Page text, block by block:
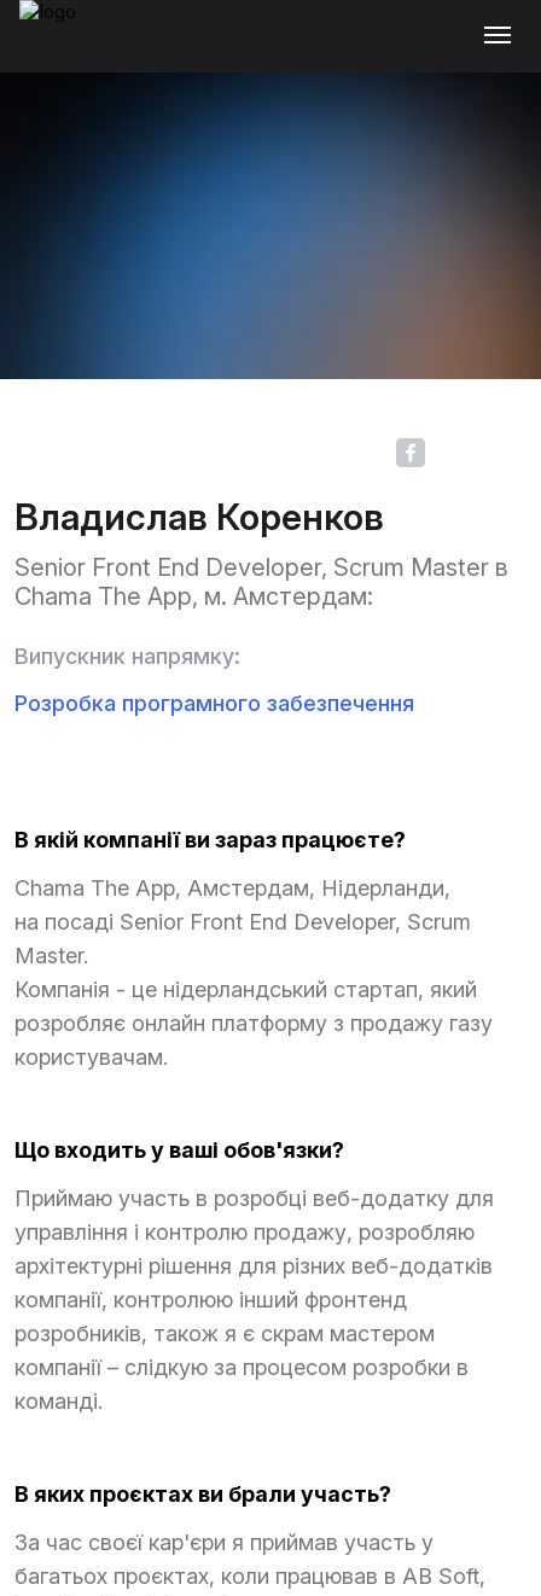
Владислав Коренков
Senior Front End Developer, Scrum Master в
Chama The App, м. Амстердам:
Випускник напрямку:
Розробка програмного забезпечення
В якій компанії ви зараз працюєте?
Chama The App, Амстердам, Нідерланди,
на посаді Senior Front End Developer, Scrum
Master.
Компанія - це нідерландський стартап, який
розробляє онлайн платформу з продажу газу
користувачам.
Що входить у ваші обов'язки?
Приймаю участь в розробці веб-додатку для
управління і контролю продажу, розробляю
архітектурні рішення для різних веб-додатків
компанії, контролюю інший фронтенд
розробників, також я є скрам мастером
компанії – слідкую за процесом розробки в
команді.
В яких проєктах ви брали участь?
За час своєї кар'єри я приймав участь у
багатьох проєктах, коли працював в AB Soft,